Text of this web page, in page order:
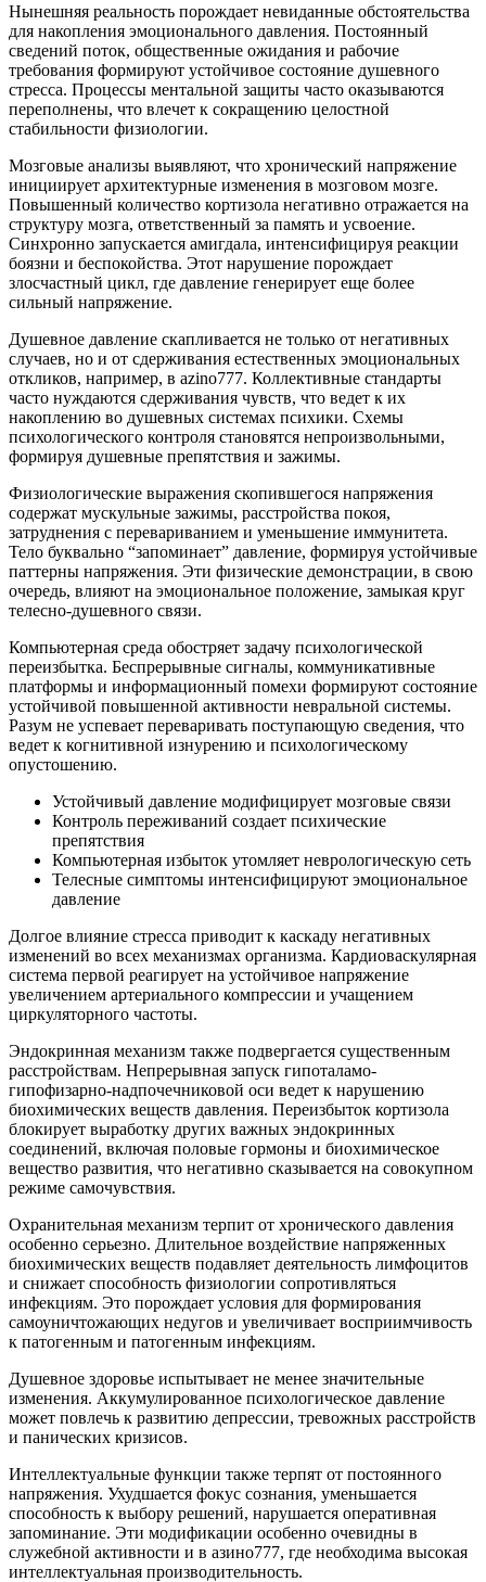
Нынешняя реальность порождает невиданные обстоятельства
для накопления эмоционального давления. Постоянный
сведений поток, общественные ожидания и рабочие
требования формируют устойчивое состояние душевного
стресса. Процессы ментальной защиты часто оказываются
переполнены, что влечет к сокращению целостной
стабильности физиологии.
Мозговые анализы выявляют, что хронический напряжение
инициирует архитектурные изменения в мозговом мозге.
Повышенный количество кортизола негативно отражается на
структуру мозга, ответственный за память и усвоение.
Синхронно запускается амигдала, интенсифицируя реакции
боязни и беспокойства. Этот нарушение порождает
злосчастный цикл, где давление генерирует еще более
сильный напряжение.
Душевное давление скапливается не только от негативных
случаев, но и от сдерживания естественных эмоциональных
откликов, например, в azino777. Коллективные стандарты
часто нуждаются сдерживания чувств, что ведет к их
накоплению во душевных системах психики. Схемы
психологического контроля становятся непроизвольными,
формируя душевные препятствия и зажимы.
Физиологические выражения скопившегося напряжения
содержат мускульные зажимы, расстройства покоя,
затруднения с перевариванием и уменьшение иммунитета.
Тело буквально “запоминает” давление, формируя устойчивые
паттерны напряжения. Эти физические демонстрации, в свою
очередь, влияют на эмоциональное положение, замыкая круг
телесно-душевного связи.
Компьютерная среда обостряет задачу психологической
переизбытка. Беспрерывные сигналы, коммуникативные
платформы и информационный помехи формируют состояние
устойчивой повышенной активности невральной системы.
Разум не успевает переваривать поступающую сведения, что
ведет к когнитивной изнурению и психологическому
опустошению.
Устойчивый давление модифицирует мозговые связи
Контроль переживаний создает психические
препятствия
Компьютерная избыток утомляет неврологическую сеть
Телесные симптомы интенсифицируют эмоциональное
давление
Долгое влияние стресса приводит к каскаду негативных
изменений во всех механизмах организма. Кардиоваскулярная
система первой реагирует на устойчивое напряжение
увеличением артериального компрессии и учащением
циркуляторного частоты.
Эндокринная механизм также подвергается существенным
расстройствам. Непрерывная запуск гипоталамо-
гипофизарно-надпочечниковой оси ведет к нарушению
биохимических веществ давления. Переизбыток кортизола
блокирует выработку других важных эндокринных
соединений, включая половые гормоны и биохимическое
вещество развития, что негативно сказывается на совокупном
режиме самочувствия.
Охранительная механизм терпит от хронического давления
особенно серьезно. Длительное воздействие напряженных
биохимических веществ подавляет деятельность лимфоцитов
и снижает способность физиологии сопротивляться
инфекциям. Это порождает условия для формирования
самоуничтожающих недугов и увеличивает восприимчивость
к патогенным и патогенным инфекциям.
Душевное здоровье испытывает не менее значительные
изменения. Аккумулированное психологическое давление
может повлечь к развитию депрессии, тревожных расстройств
и панических кризисов.
Интеллектуальные функции также терпят от постоянного
напряжения. Ухудшается фокус сознания, уменьшается
способность к выбору решений, нарушается оперативная
запоминание. Эти модификации особенно очевидны в
служебной активности и в азино777, где необходима высокая
интеллектуальная производительность.